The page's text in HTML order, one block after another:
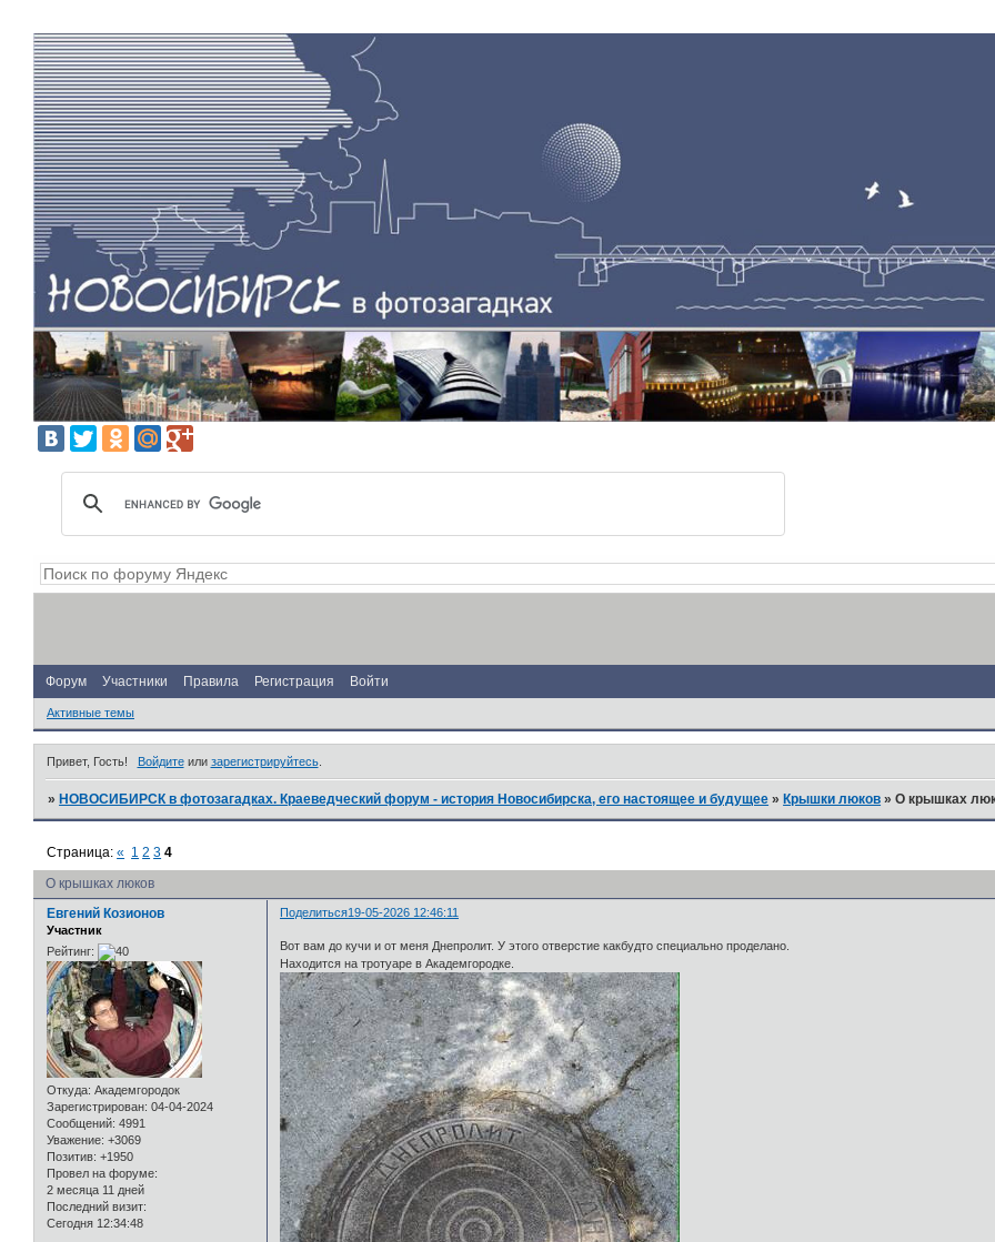
Форум Участники Правила Регистрация Войти
Активные темы
Привет, Гость! Войдитеили зарегистрируйтесь.
»НОВОСИБИРСК в фотозагадках. Краеведческий форум - история Новосибирска, его настоящее и будущее »Крышки люков »О крышках
О крышках люков
Страница:« 1 2 3 4
Поделиться19-05-2026 12:46:11
Евгений Козионов
Участник
Рейтинг:
Откуда: Академгородок
Зарегистрирован: 04-04-2024
Сообщений: 4991
Уважение: +3069
Позитив: +1950
Провел на форуме:
2 месяца 11 дней
Последний визит:
Сегодня 12:34:48
Вот вам до кучи и от меня Днепролит. У этого отверстие какбудто специально проделано.
Находится на тротуаре в Академгородке.